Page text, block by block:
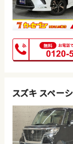
スズキ スペー